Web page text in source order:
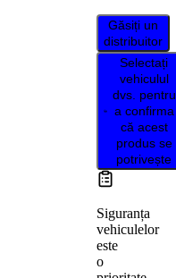
Găsiți un
distribuitor
Selectați
vehiculul
dvs. pentru
a confirma
că acest
produs se
potrivește
Siguranța
vehiculelor
este
o